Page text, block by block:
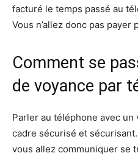
facturé le temps passé au
Vous n’allez donc pas payer
Comment se
de voyance par
Parler au téléphone avec
cadre sécurisé et
vous allez communiquer se